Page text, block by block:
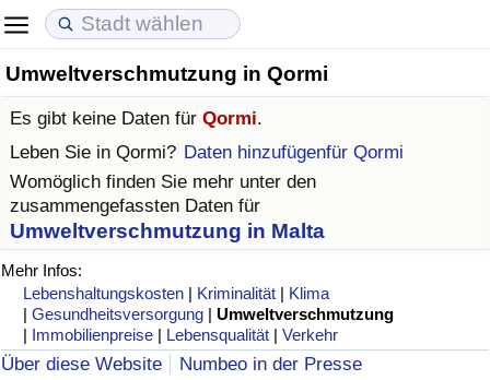
Umweltverschmutzung in Qormi
Es gibt keine Daten für Qormi.
Leben Sie in Qormi? Daten hinzufügenfür Qormi
Womöglich finden Sie mehr unter den
zusammengefassten Daten für
Umweltverschmutzung in Malta
Mehr Infos:
Lebenshaltungskosten | Kriminalität | Klima
|Gesundheitsversorgung |Umweltverschmutzung
| Immobilienpreise | Lebensqualität |Verkehr
Über diese Website
Numbeo in der Presse
Lebenshaltungskosten
Lebenshaltungskosten-Index
Lebenshaltungskosten-Index nach Land
in Akaba
Immobilienpreise
Immobilienpreis-Index
Immobilienpreis-Index nach Land
Lebensqualität
Lebensqualität-Index (aktuell)
Lebensqualitätsindex nach Land
Kriminalität
Kriminalitäts-Index (aktuell)